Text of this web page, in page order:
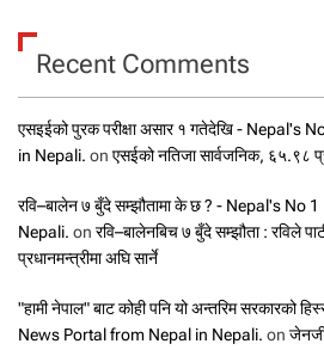
Recent Comments
एसइईको पुरक परीक्षा असार १ गतेदेखि - Nepal's
in Nepali. on एसईको नतिजा सार्वजनिक, ६५.९८
रवि–बालेन ७ बुँदे सम्झौतामा के छ ? - Nepal's
Nepali. on रवि–बालेनबिच ७ बुँदे सम्झौता : रविले
प्रधानमन्त्रीमा अघि सार्ने
"हामी नेपाल" बाट कोही पनि यो अन्तरिम सरकारको
News Portal from Nepal in Nepali. on